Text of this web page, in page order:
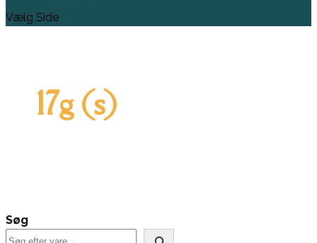
Vælg Side
17g (s)
Søg